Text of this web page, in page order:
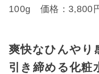
100g 価格：3,800円
爽快なひんやり
引き締める化